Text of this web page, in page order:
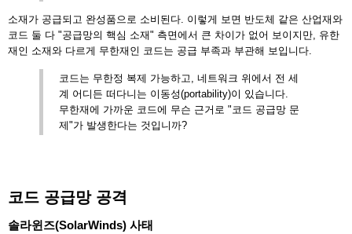
소재가 공급되고 완성품으로 소비된다. 이렇게 보면 반도체 같은 산업재와
코드 둘 다 "공급망의 핵심 소재" 측면에서 큰 차이가 없어 보이지만, 유한
재인 소재와 다르게 무한재인 코드는 공급 부족과 부관해 보입니다.
코드는 무한정 복제 가능하고, 네트워크 위에서 전 세
계 어디든 떠다니는 이동성(portability)이 있습니다.
무한재에 가까운 코드에 무슨 근거로 "코드 공급망 문
제"가 발생한다는 것입니까?
코드 공급망 공격
솔라윈즈(SolarWinds) 사태